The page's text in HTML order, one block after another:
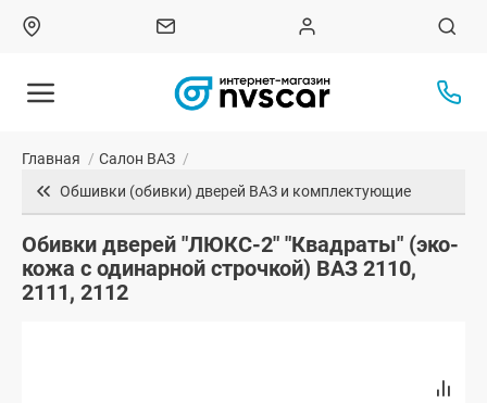
Главная / Салон ВАЗ /
Обшивки (обивки) дверей ВАЗ и комплектующие
Обивки дверей "ЛЮКС-2" "Квадраты" (эко-
кожа с одинарной строчкой) ВАЗ 2110,
2111, 2112